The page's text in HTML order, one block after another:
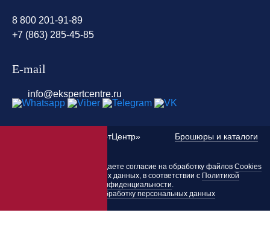
8 800 201-91-89
+7 (863) 285-45-85
E-mail
info@ekspertcentre.ru
2010 — 2026 «ЭкспертЦентр» Брошюры и каталоги
Пользуясь этим сайтом, вы даете согласие на обработку файлов Cookies
и других персональных данных, в соответствии с Политикой
конфиденциальности.
Согласие на обработку персональных данных